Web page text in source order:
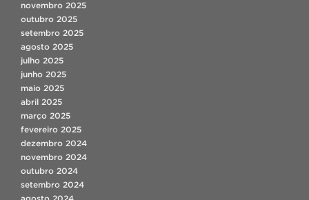
novembro 2025
outubro 2025
setembro 2025
agosto 2025
julho 2025
junho 2025
maio 2025
abril 2025
março 2025
fevereiro 2025
dezembro 2024
novembro 2024
outubro 2024
setembro 2024